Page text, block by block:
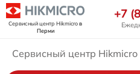
Сервисный центр Hikmicroв
Перми
+7
Сервисный центр Hikmicro